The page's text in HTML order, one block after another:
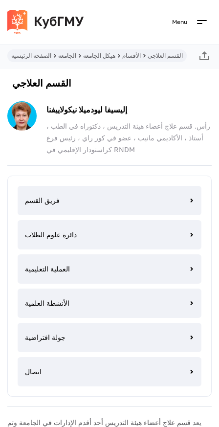
Menu
الصفحة الرئيسية الجامعة هيكل الجامعة الأقسام القسم العلاجي
القسم العلاجي
إليسيفا ليودميلا نيكولاييفنا
رأس. قسم علاج أعضاء هيئة التدريس ، دكتوراه في الطب ،
أستاذ ، الأكاديمي مانيب ، عضو في كور راي ، رئيس فرع
كراسنودار الإقليمي في RNDM
فريق القسم
دائرة علوم الطلاب
العملية التعليمية
الأنشطة العلمية
جولة افتراضية
اتصال
يعد قسم علاج أعضاء هيئة التدريس أحد أقدم الإدارات في الجامعة وتم